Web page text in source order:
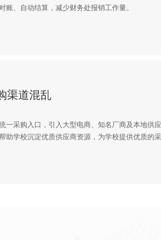
账、自动结算，减少财务处报销工作量。
渠道混乱
一采购入口，引入大型电商、知名厂商及本地供
助学校沉淀优质供应商资源，为学校提供优质的采